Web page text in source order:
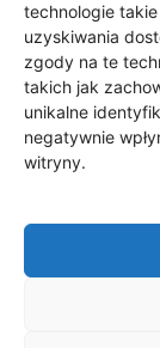
technologie
uzyskiwania
zgody na te
takich jak
unikalne
negatywnie
witryny.
informacje z
spoty